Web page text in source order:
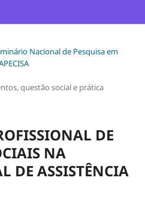
Nacional de Pesquisa em
questão social e prática
DE
NA
DE ASSISTÊNCIA